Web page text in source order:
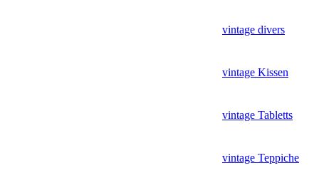
vintage divers
vintage Kissen
vintage Tabletts
vintage Teppiche